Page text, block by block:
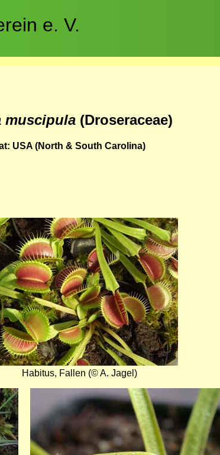
e. V.
muscipula (Droseraceae)
USA (North & South Carolina)
Habitus, Fallen (© A. Jagel)